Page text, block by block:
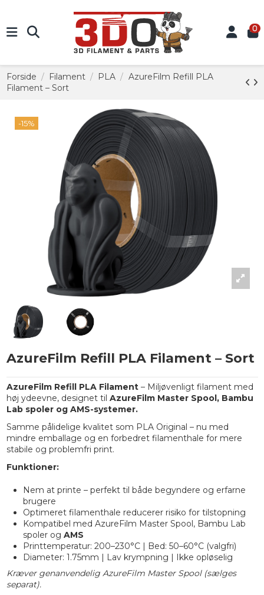
0
Forside Filament PLA
AzureFilm Refill PLA
Filament – Sort
-15%
AzureFilm Refill PLA Filament – Sort
AzureFilm Refill PLA Filament– Miljøvenligt filament med
høj ydeevne, designet til AzureFilm Master Spool, Bambu
Lab spoler og AMS-systemer.
Samme pålidelige kvalitet som PLA Original – nu med
mindre emballage og en forbedret filamenthale for mere
stabile og problemfri print.
Funktioner:
Nem at printe – perfekt til både begyndere og erfarne
brugere
Optimeret filamenthale reducerer risiko for tilstopning
Kompatibel med AzureFilm Master Spool, Bambu Lab
spoler og AMS
Printtemperatur: 200–230°C | Bed: 50–60°C (valgfri)
Diameter: 1.75mm | Lav krympning | Ikke opløselig
Kræver genanvendelig AzureFilm Master Spool (sælges
separat).